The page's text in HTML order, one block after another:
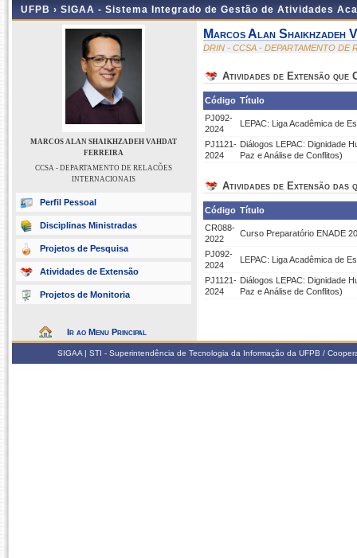
UFPB › SIGAA - Sistema Integrado de Gestão de Atividades
MARCOS ALAN SHAIKHZADEH VAHDAT
FERREIRA
CCSA - DEPARTAMENTO DE RELACÕES
INTERNACIONAIS
Perfil Pessoal
Disciplinas Ministradas
Projetos de Pesquisa
Atividades de Extensão
Projetos de Monitoria
Ir ao Menu Principal
Marcos Alan Shaikhzadeh
DRIN - CCSA - DEPARTAMENTO DE
Atividades de Extensão que
Código Título
PJ092-
2024
LEPAC: Liga Acadêmica de
PJ1121-
2024
Diálogos LEPAC: Dignidade
Paz e Análise de Conflitos)
Atividades de Extensão das
Código Título
CR088-
2022
Curso Preparatório ENADE
PJ092-
2024
LEPAC: Liga Acadêmica de
PJ1121-
2024
Diálogos LEPAC: Dignidade
Paz e Análise de Conflitos)
SIGAA | STI - Superintendência de Tecnologia da Informação da UFPB /